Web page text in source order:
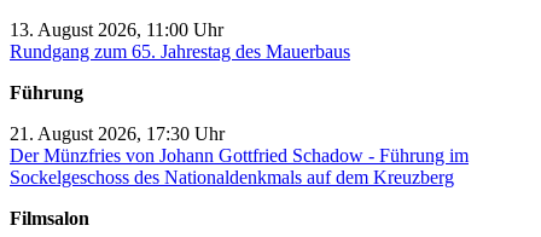
13. August 2026, 11:00 Uhr
Rundgang zum 65. Jahrestag des Mauerbaus
Führung
21. August 2026, 17:30 Uhr
Der Münzfries von Johann Gottfried Schadow - Führung im
Sockelgeschoss des Nationaldenkmals auf dem Kreuzberg
Filmsalon